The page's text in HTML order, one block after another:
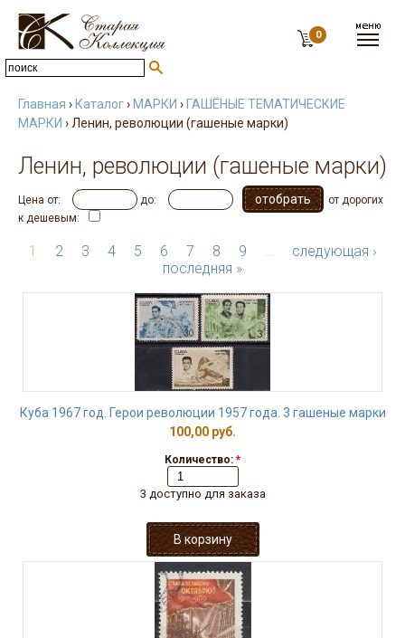
0
Главная › Каталог› МАРКИ › ГАШЁНЫЕ ТЕМАТИЧЕСКИЕ
МАРКИ › Ленин, революции (гашеные марки)
Ленин, революции (гашеные марки)
Цена от: до:
от дорогих
к дешевым:
1 2 3 4 5 6 7 8 9 …
следующая ›
последняя »
Куба 1967 год. Герои революции 1957 года. 3 гашеные марки
100,00 руб.
Количество: *
3 доступно для заказа